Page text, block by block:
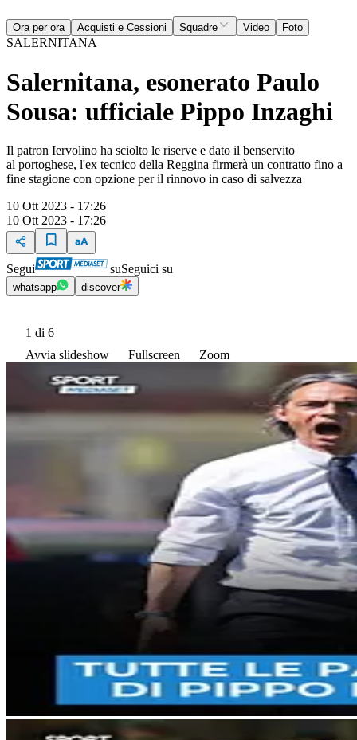
Ora per ora Acquisti e Cessioni Squadre Video Foto
SALERNITANA
Salernitana, esonerato Paulo
Sousa: ufficiale Pippo Inzaghi
Il patron Iervolino ha sciolto le riserve e dato il benservito
al portoghese, l'ex tecnico della Reggina firmerà un contratto fino a
fine stagione con opzione per il rinnovo in caso di salvezza
10 Ott 2023 - 17:26
10 Ott 2023 - 17:26
Segui suSeguici su
whatsapp discover
1 di 6
Avvia slideshow
Fullscreen Zoom